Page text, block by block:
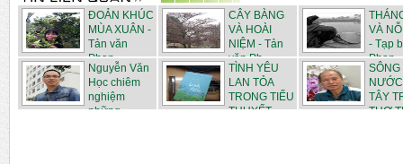
ĐOẢN KHÚC
MÙA XUÂN -
Tản văn
Phan ...
CÂY BÀNG
VÀ HOÀI
NIỆM - Tản
văn Ph...
VÀ
- Tạp
Phan...
Nguyễn Văn
Học chiêm
nghiệm
những ...
TÌNH YÊU
LAN TỎA
TRONG TIỂU
THUYẾT ...
SÔNG
TÂY
THƠ